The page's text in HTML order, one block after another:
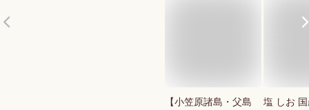
【小笠原諸島・父島
塩 しお